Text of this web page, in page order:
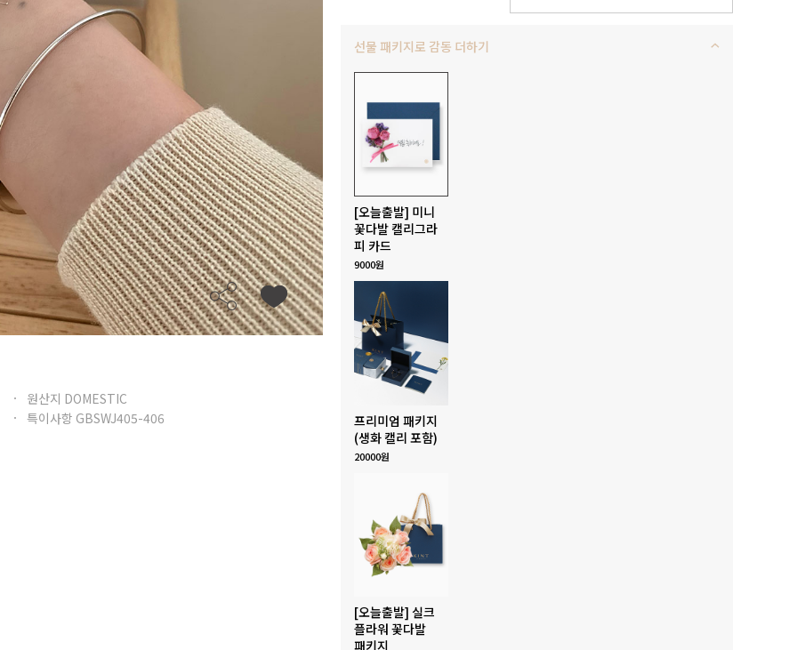
원산지 DOMESTIC
특이사항 GBSWJ405-406
선물 패키지로 감동 더하기
[오늘출발] 미니
꽃다발 캘리그라
피 카드
9000원
프리미엄 패키지
(생화 캘리 포함)
20000원
[오늘출발] 실크
플라워 꽃다발
패키지